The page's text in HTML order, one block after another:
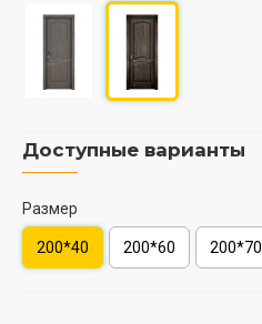
Доступные варианты
Размер
200*40 200*60 200*70